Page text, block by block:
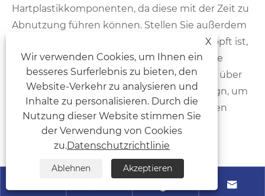
Hartplastikkomponenten, da diese mit der Zeit zu
Abnutzung führen können. Stellen Sie außerdem
sicher, dass der Organizer nicht zu vollgestopft ist,
da übermäßiger Druck die Nähte der Tasche
überdehnen kann. Unser Organizer verfügt über
abgerundete Kanten und ein leichtes Design, um
Ihre Tasche zu schützen und gleichzeitig den
Inhalt sicher aufzubewahren.
Hochwertige Taschenaccessoires sind die
unbesungenen Helden, die gewöhnliche Taschen
in funktionale, stilvolle und personalisierte

X
Wir verwenden Cookies, um Ihnen ein
besseres Surferlebnis zu bieten, den
Website-Verkehr zu analysieren und
Inhalte zu personalisieren. Durch die
Nutzung dieser Website stimmen Sie
der Verwendung von Cookies
zu.Datenschutzrichtlinie
Ablehnen Akzeptieren